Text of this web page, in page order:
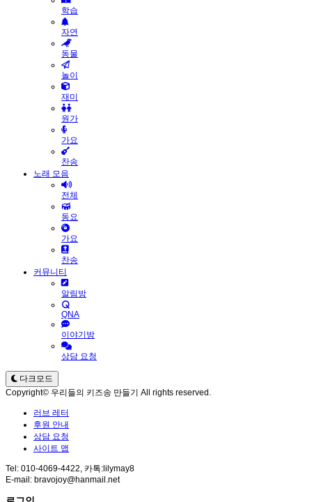
학습
자연
동물
놀이
재미
원가
가요
찬송
노래 모음
전체
동요
가요
찬송
커뮤니티
알림방
QNA
이야기방
상담 요청
다크모드
Copyright© 우리들의 키즈송 만들기 All rights reserved.
러브 레터
후원 안내
상담 요청
사이트 맵
Tel: 010-4069-4422, 카톡:lilymay8
E-mail: bravojoy@hanmail.net